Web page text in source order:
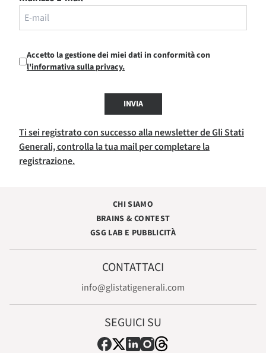
Accetto la gestione dei miei dati in conformità con
l'informativa sulla privacy.
INVIA
Ti sei registrato con successo alla newsletter de Gli Stati
Generali, controlla la tua mail per completare la
registrazione.
CHI SIAMO
BRAINS & CONTEST
GSG LAB E PUBBLICITÀ
CONTATTACI
info@glistatigenerali.com
SEGUICI SU